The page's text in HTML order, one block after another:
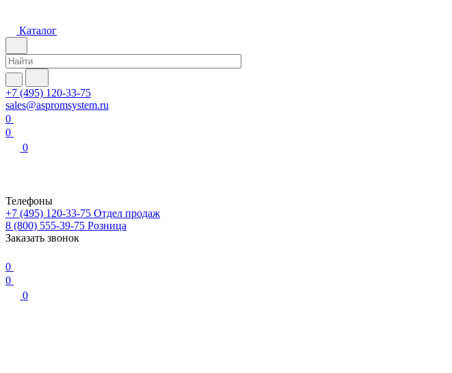
Каталог
+7 (495) 120-33-75
sales@aspromsystem.ru
0
0
0
Телефоны
+7 (495) 120-33-75 Отдел продаж
8 (800) 555-39-75 Розница
Заказать звонок
0
0
0